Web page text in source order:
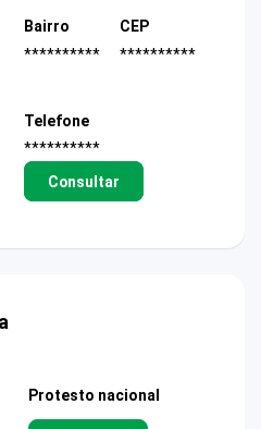
Bairro
**********
CEP
**********
Telefone
**********
Consultar
Protesto nacional